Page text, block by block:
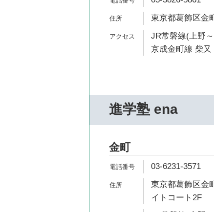
東京都葛飾区金
JR常磐線(上野
京成金町線 柴又
進学塾 ena
金町
03-6231-3571
東京都葛飾区金
イトコート2F